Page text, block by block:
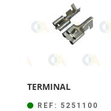
TERMINAL
REF: 5251100